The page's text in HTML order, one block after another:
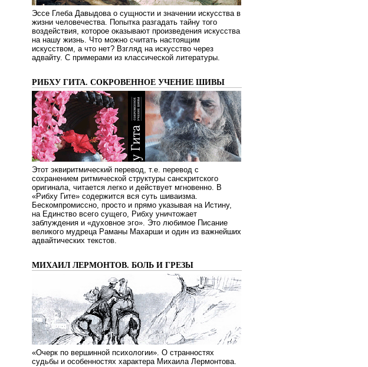
Эссе Глеба Давыдова о сущности и значении искусства в
жизни человечества. Попытка разгадать тайну того
воздействия, которое оказывают произведения искусства
на нашу жизнь. Что можно считать настоящим
искусством, а что нет? Взгляд на искусство через
адвайту. С примерами из классической литературы.
РИБХУ ГИТА. СОКРОВЕННОЕ УЧЕНИЕ ШИВЫ
Этот эквиритмический перевод, т.е. перевод с
сохранением ритмической структуры санскритского
оригинала, читается легко и действует мгновенно. В
«Рибху Гите» содержится вся суть шиваизма.
Бескомпромиссно, просто и прямо указывая на Истину,
на Единство всего сущего, Рибху уничтожает
заблуждения и «духовное эго». Это любимое Писание
великого мудреца Раманы Махарши и один из важнейших
адвайтических текстов.
МИХАИЛ ЛЕРМОНТОВ. БОЛЬ И ГРЕЗЫ
«Очерк по вершинной психологии». О странностях
судьбы и особенностях характера Михаила Лермонтова.